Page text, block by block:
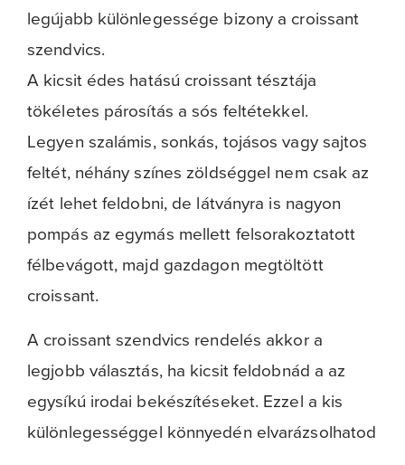
legújabb különlegessége bizony a croissant
szendvics.
A kicsit édes hatású croissant tésztája
tökéletes párosítás a sós feltétekkel.
Legyen szalámis, sonkás, tojásos vagy sajtos
feltét, néhány színes zöldséggel nem csak az
ízét lehet feldobni, de látványra is nagyon
pompás az egymás mellett felsorakoztatott
félbevágott, majd gazdagon megtöltött
croissant.
A croissant szendvics rendelés akkor a
legjobb választás, ha kicsit feldobnád a az
egysíkú irodai bekészítéseket. Ezzel a kis
különlegességgel könnyedén elvarázsolhatod